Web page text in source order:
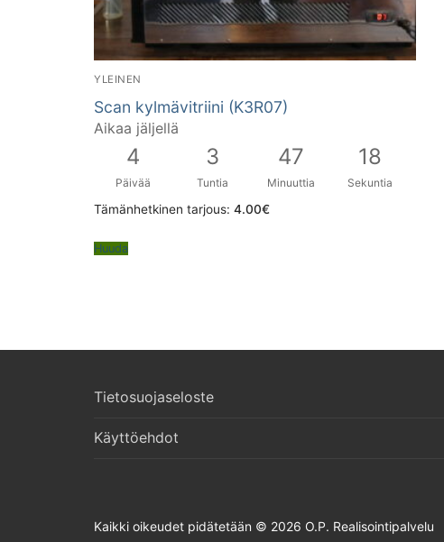
YLEINEN
Scan kylmävitriini (K3R07)
Aikaa jäljellä
4
Päivää
3
Tuntia
47
Minuuttia
17
Sekuntia
Tämänhetkinen tarjous: 4.00€
Huuda
Tietosuojaseloste
Käyttöehdot
Kaikki oikeudet pidätetään © 2026 O.P. Realisointipalvelu